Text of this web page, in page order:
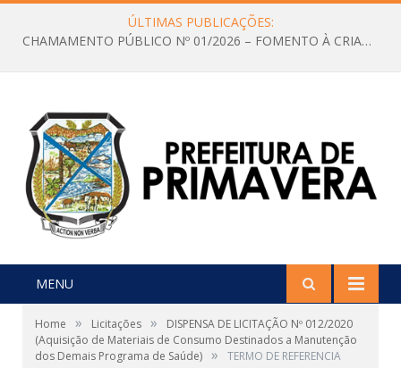
ÚLTIMAS PUBLICAÇÕES:
CHAMAMENTO PÚBLICO Nº 01/2026 – FOMENTO À CRIAÇÃO E A CIRCULAÇÃO DE PRODUÇÕES CULTURAIS – Aldir Blanc
MENU
Home » Licitações »
DISPENSA DE LICITAÇÃO Nº 012/2020
(Aquisição de Materiais de Consumo Destinados a Manutenção
dos Demais Programa de Saúde) » TERMO DE REFERENCIA